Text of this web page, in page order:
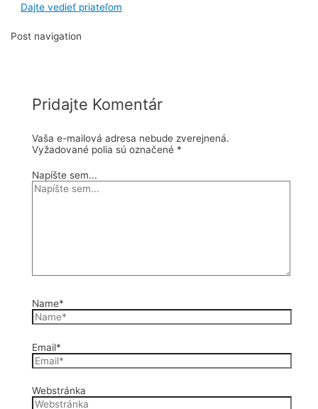
Dajte vedieť priateľom
Post navigation
Pridajte Komentár
Vaša e-mailová adresa nebude zverejnená.
Vyžadované polia sú označené *
Napíšte sem...
Name*
Email*
Webstránka